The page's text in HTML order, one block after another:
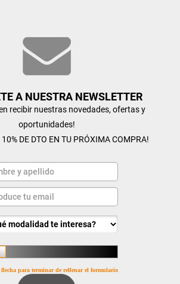
A NUESTRA NEWSLETTER
en recibir nuestras novedades, ofertas y
oportunidades!
10% DE DTO EN TU PRÓXIMA COMPRA!
flecha para terminar de rellenar el formulario